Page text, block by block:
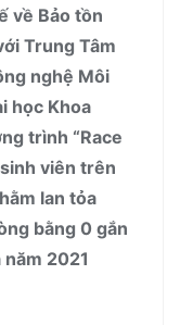
về Bảo tồn
Trung Tâm
nghệ Môi
học Khoa
trình “Race
viên trên
lan tỏa
bằng 0 gắn
2021